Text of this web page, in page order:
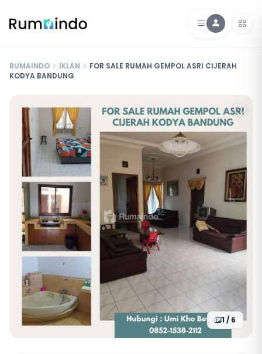
RUMAINDO IKLAN
FOR SALE RUMAH GEMPOL ASRI CIJERAH
KODYA BANDUNG
1 / 6